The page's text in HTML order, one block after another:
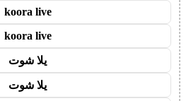
koora live
koora live
يلا شوت
يلا شوت